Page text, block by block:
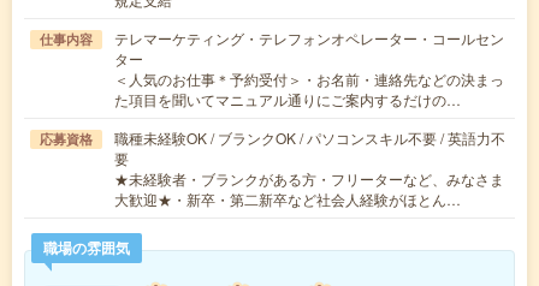
仕事内容
テレマーケティング・テレフォンオペレーター・コールセン
ター
＜人気のお仕事＊予約受付＞・お名前・連絡先などの決まっ
た項目を聞いてマニュアル通りにご案内するだけの…
応募資格
職種未経験OK / ブランクOK / パソコンスキル不要 / 英語力不
要
★未経験者・ブランクがある方・フリーターなど、みなさま
大歓迎★・新卒・第二新卒など社会人経験がほとん…
職場の雰囲気